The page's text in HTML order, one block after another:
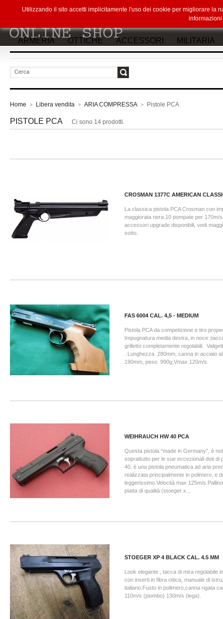
ARMERIA OTTICHE ACCESSORI MILITARIA
Home > Libera vendita > ARIA COMPRESSA > Pistole PCA
PISTOLE PCA Ci sono 14 prodotti.
CROSMAN 1377C AMERICAN
La classica pistola PCA Crosman con
maggiorata nera.10 pompate per 170m/
accessori upgrade disponibili, vedi
sotto.
FAS 6004 CAL. 4,5 - MEDIUM
Pistola PCA da competizione e tiro
Impugnatura media destra, in noce
grilletto completamente regolabili.
. Lunghezza 280mm, canna in acciaio
190mm, peso 990g.Vmax 120m/s.
WEIHRAUCH HW 40 PCA
Questa pistola “made in Germany”, è
soprattutto per le sue eccezionali doti di
40, è una pistola pneumatica ad aria
realizzata principalmente in polimero, e
leggerissimo.Velocità max 125m/
piatta di qualità (stoeger x...
STOEGER XP 4 BLACK CAL. 4.5 MM
Look elegante , tacca di mira regolabile
con inserti in fibra ottica, manuale di
italiano.Fusto in polimero,canna rigata
110m/s (piombo) 130m/s (lega).
Utilizzando il sito accetti implicitamente l'uso dei cookie per migliorare la
informazioni